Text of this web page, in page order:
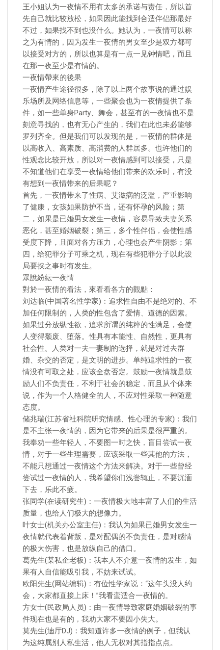
王小姐认为一夜情不用有太多的承诺与责任，所以首
先自己就比较放松，如果因此能找到合适伴侣那最好
不过，如果找不到也没什么。她认为，一夜情可以称
之为有情的，因为发生一夜情的男女至少是双方都可
以接受对方的，所以也算是有一点一见钟情吧，而且
在那一夜至少是有情的。
一夜情帶來的後果
一夜情产生途径很多，除了以上两个故事说的通过娱
乐场所及网络信息等，一些聚会也为一夜情提供了条
件，如一些单身Party、舞会，甚至有的一夜情也不是
刻意寻找的，也有无心产生的，我们在此也未必能够
罗列齐全。但是我们可以发现的是，一夜情的群体是
以高收入、高素质、高消费的人群居多。也许他们的
性观念比较开放，所以对一夜情感到可以接受，只是
不知道他们在享受一夜情给他们带来的欢乐时，有没
有想到一夜情带来的后果呢？
首先，一夜情带来了性病、艾滋病的泛滥，严重影响
了健康，女孩如果防护不当，还有怀孕的风险；第
二，如果是已婚男女发生一夜情，容易导致夫妻关系
恶化，甚至婚姻破裂；第三，多个性伴侣，会使性感
受度下降，且面对各方压力，心理也会产生阴影；第
四，给犯罪分子可乘之机，现在有些犯罪分子以此设
局要挟之事时有发生。
眾說紛紜一夜情
對於一夜情的看法，來看看各方的觀點：
刘达临(中国著名性学家)：追求性自由不是绝对的、不
加任何限制的，人类的性包含了爱情、道德的因素。
如果过分放纵性欲，追求所谓的纯粹的性满足，会使
人变得颓废、堕落。性具有本能性、自然性，更具有
社会性。人类对一夫一妻制的选择，就是对过去群
婚、杂交的否定，是文明的进步。单纯追求性的一夜
情没有可取之处，应该全盘否定。鼓励一夜情就是鼓
励人们不负责任，不利于社会的稳定，而且从个体来
说，作为一个人格健全的人，不应对性采取一种随意
态度。
储兆瑞(江苏省社科院研究情感、性心理的专家)：我们
是不主张一夜情的，因为它带来的后果是很严重的。
我奉劝一些年轻人，不要图一时之快，盲目尝试一夜
情，对于一些生理需要，应该采取一些其他的方法，
不能只想通过一夜情这个方法来解决。对于一些曾经
尝试过一夜情的人，我希望你们浅尝辄止，不要沉湎
下去，乐此不疲。
张同学(在读研究生)：一夜情极大地丰富了人们的生活
质量，也给人们极大的想像力。
叶女士(机关办公室主任)：我认为如果已婚男女发生一
夜情就代表着背叛，是对配偶的不负责任，是对感情
的极大伤害，也是放纵自己的借口。
葛先生(某私企老板)：我本人不介意一夜情的发生，如
果有人自信能吸引我，不妨来试试。
欧阳先生(网站编辑)：有位性学家说：“这年头没人约
会，大家都直接上床！”我看蛮适合一夜情的。
方女士(民政局人员)：由一夜情导致家庭婚姻破裂的事
件现在也是有的，我劝大家不要因小失大。
莫先生(迪厅DJ)：我知道许多一夜情的例子，但我认
为这纯属别人私生活，他人无权对其指指点点。